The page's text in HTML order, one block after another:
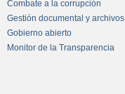
Combate a la corrupción
Gestión documental y archivos
Gobierno abierto
Monitor de la Transparencia